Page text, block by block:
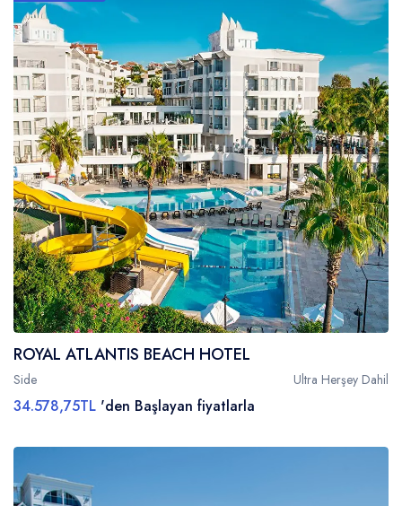
ROYAL ATLANTIS BEACH HOTEL
Side Ultra Herşey Dahil
34.578,75TL 'den Başlayan fiyatlarla